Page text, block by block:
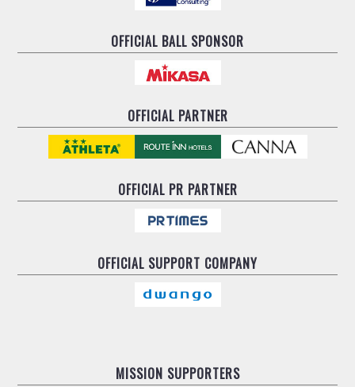
OFFICIAL BALL SPONSOR
OFFICIAL PARTNER
OFFICIALPR PARTNER
OFFICIAL SUPPORT COMPANY
MISSION SUPPORTERS